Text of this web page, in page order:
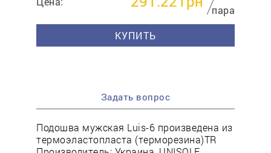
пара
КУПИТЬ
Задать вопрос
Подошва мужская Luis-6 произведена из
термоэластопласта (терморезина)TR